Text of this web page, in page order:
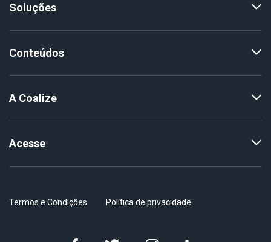
Soluções
Conteúdos
A Coalize
Acesse
Termos e Condições Política de privacidade